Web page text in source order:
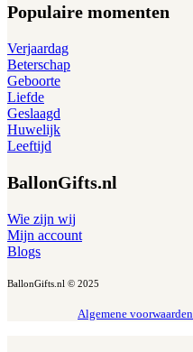
Populaire momenten
Verjaardag
Beterschap
Geboorte
Liefde
Geslaagd
Huwelijk
Leeftijd
BallonGifts.nl
Wie zijn wij
Mijn account
Blogs
BallonGifts.nl © 2025
Algemene voorwaarden